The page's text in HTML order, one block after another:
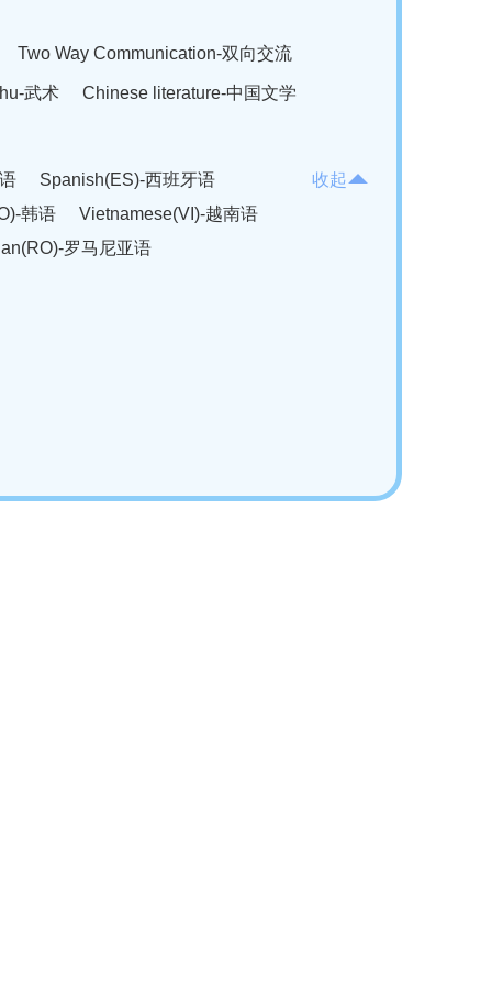
Two Way Communication-双向交流
武术 Chinese literature-中国文学
Spanish(ES)-西班牙语
韩语
Vietnamese(VI)-越南语
罗马尼亚语
收起